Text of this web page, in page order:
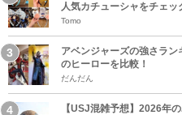
人気カチューシャをチェッ
Tomo
アベンジャーズの強さラ
のヒーローを比較！
だんだん
【USJ混雑予想】2026年